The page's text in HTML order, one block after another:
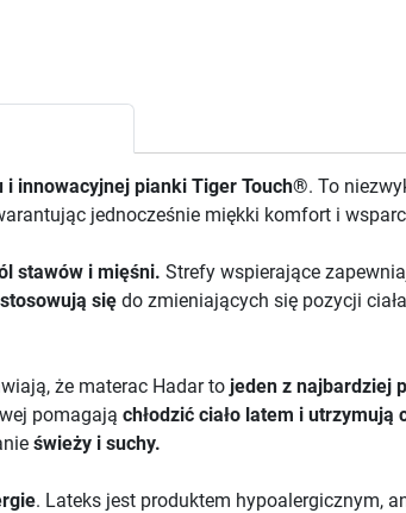
innowacyjnej pianki Tiger Touch®. To
jednocześnie miękki komfort i
stawów i mięśni. Strefy wspierające
się do zmieniających się pozycji
że materac Hadar to jeden z najbardziej
pomagają chłodzić ciało latem i utrzymują
świeży i suchy.
. Lateks jest produktem hypoalergicznym,